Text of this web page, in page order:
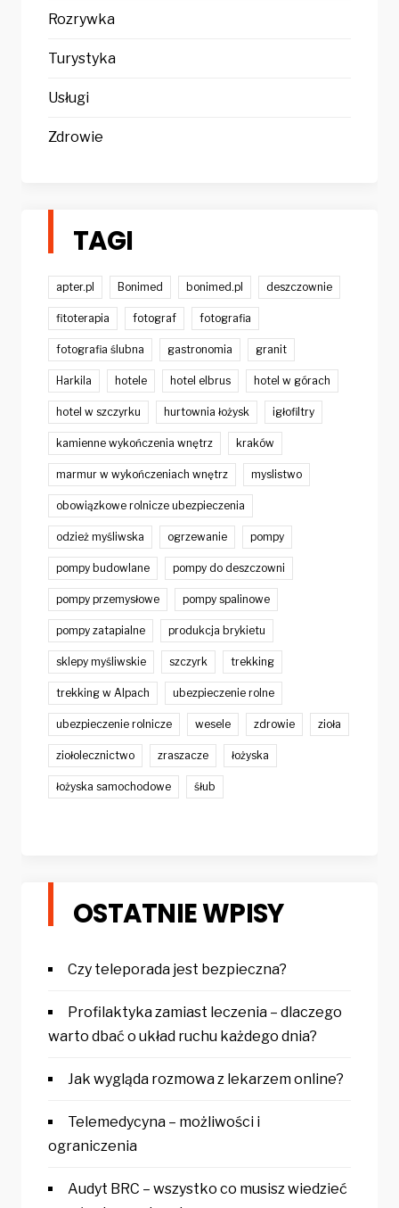
Rozrywka
Turystyka
Usługi
Zdrowie
TAGI
apter.pl Bonimed bonimed.pl deszczownie
fitoterapia fotograf fotografia
fotografia ślubna gastronomia granit
Harkila hotele hotel elbrus hotel w górach
hotel w szczyrku hurtownia łożysk igłofiltry
kamienne wykończenia wnętrz kraków
marmur w wykończeniach wnętrz myslistwo
obowiązkowe rolnicze ubezpieczenia
odzież myśliwska ogrzewanie pompy
pompy budowlane pompy do deszczowni
pompy przemysłowe pompy spalinowe
pompy zatapialne produkcja brykietu
sklepy myśliwskie szczyrk trekking
trekking w Alpach ubezpieczenie rolne
ubezpieczenie rolnicze wesele zdrowie zioła
ziołolecznictwo zraszacze łożyska
łożyska samochodowe śłub
OSTATNIE WPISY
Czy teleporada jest bezpieczna?
Profilaktyka zamiast leczenia – dlaczego
warto dbać o układ ruchu każdego dnia?
Jak wygląda rozmowa z lekarzem online?
Telemedycyna – możliwości i
ograniczenia
Audyt BRC – wszystko co musisz wiedzieć